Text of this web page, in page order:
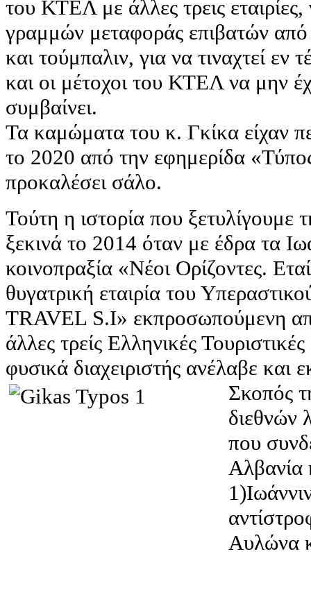
του ΚΤΕΛ με άλλες τρεις
γραμμών μεταφοράς επιβατών
και τούμπαλιν, για να τιναχτεί εν
και οι μέτοχοι του ΚΤΕΛ να μην
συμβαίνει.
Τα καμώματα του κ. Γκίκα είχαν
το 2020 από την εφημερίδα
προκαλέσει σάλο.
Τούτη η ιστορία που ξετυλίγουμε
ξεκινά το 2014 όταν με έδρα τα
κοινοπραξία «Νέοι Ορίζοντες.
θυγατρική εταιρία του
TRAVEL S.I» εκπροσωπούμενη
άλλες τρείς Ελληνικές
φυσικά διαχειριστής ανέλαβε και
Σκοπός
διεθνών
που
Αλβανία
Αυλώνα